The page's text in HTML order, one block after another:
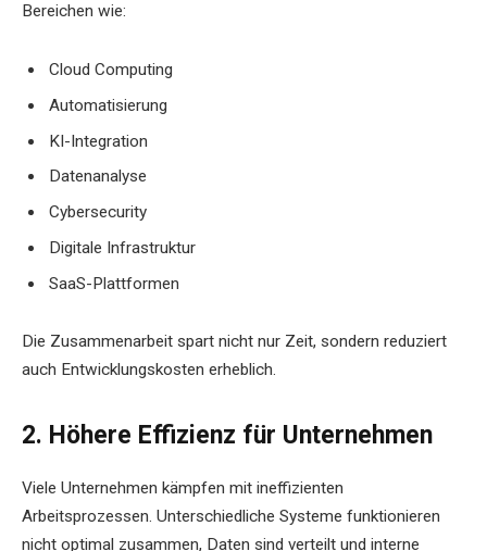
Bereichen wie:
Cloud Computing
Automatisierung
KI-Integration
Datenanalyse
Cybersecurity
Digitale Infrastruktur
SaaS-Plattformen
Die Zusammenarbeit spart nicht nur Zeit, sondern reduziert
auch Entwicklungskosten erheblich.
2. Höhere Effizienz für Unternehmen
Viele Unternehmen kämpfen mit ineffizienten
Arbeitsprozessen. Unterschiedliche Systeme funktionieren
nicht optimal zusammen, Daten sind verteilt und interne